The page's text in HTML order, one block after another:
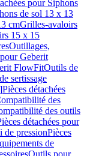
pour Siphons
de sol 13 x 13
cmGrilles-avaloirs
15 x 15
Outillages,
Geberit
FlowFitOutils de
sertissage
Pièces détachées
des
des outils
détachées pour
de pressionPièces
de
Outils pour